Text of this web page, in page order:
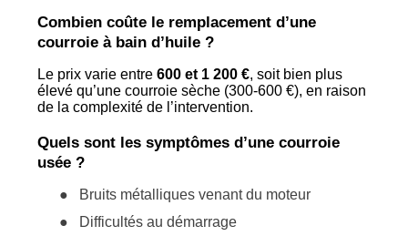
Combien coûte le remplacement d’une
courroie à bain d’huile ?
Le prix varie entre 600 et 1 200 €, soit bien plus
élevé qu’une courroie sèche (300-600 €), en raison
de la complexité de l’intervention.
Quels sont les symptômes d’une courroie
usée ?
●
Bruits métalliques venant du moteur
●
Difficultés au démarrage